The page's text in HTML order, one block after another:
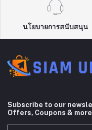
นโยบายการสนับสนุน
Subscribe to our
Offers, Coupons & more